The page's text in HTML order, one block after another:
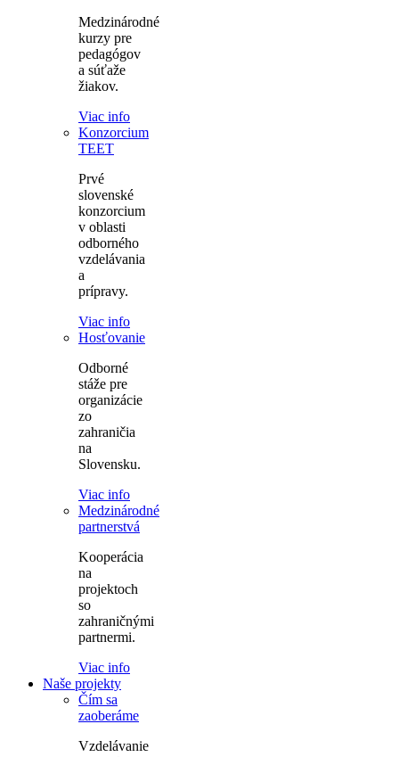
Medzinárodné
kurzy pre
pedagógov
a súťaže
žiakov.
Viac info
Konzorcium
TEET
Prvé
slovenské
konzorcium
v oblasti
odborného
vzdelávania
a
prípravy.
Viac info
Hosťovanie
Odborné
stáže pre
organizácie
zo
zahraničia
na
Slovensku.
Viac info
Medzinárodné
partnerstvá
Kooperácia
na
projektoch
so
zahraničnými
partnermi.
Viac info
Naše projekty
Čím sa
zaoberáme
Vzdelávanie